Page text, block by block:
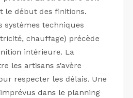
le début des finitions.
systèmes techniques
chauffage) précède
intérieure. La
les artisans s’avère
respecter les délais. Une
dans le planning